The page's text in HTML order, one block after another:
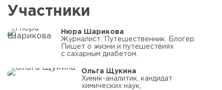
Участники
Нюра Шарикова
Журналист. Путешественник. Блогер.
Пишет о жизни и путешествиях
с сахарным диабетом.
Ольга Щукина
Химик-аналитик, кандидат
химических наук,